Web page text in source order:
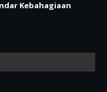
Kebahagiaan